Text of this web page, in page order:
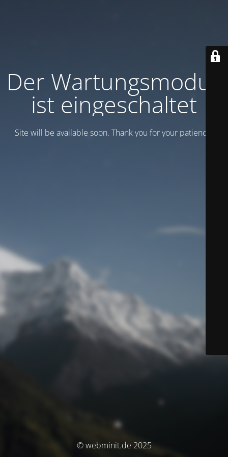
Der Wartungsmodus
ist eingeschaltet
Site will be available soon. Thank you for your patience!
© webminit.de 2025